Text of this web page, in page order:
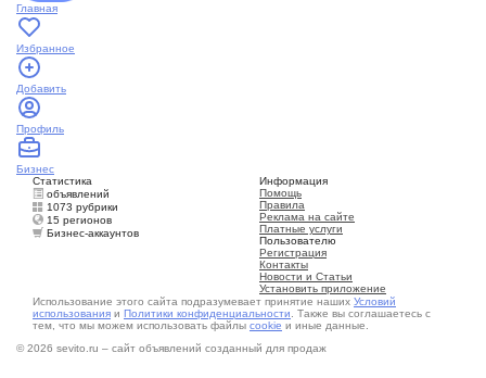
Главная
Избранное
Добавить
Профиль
Бизнес
Статистика
объявлений
1073 рубрики
15 регионов
Бизнес-аккаунтов
Информация
Помощь
Правила
Реклама на сайте
Платные услуги
Пользователю
Регистрация
Контакты
Новости и Статьи
Установить приложение
Использование этого сайта подразумевает принятие наших Условий
использования и Политики конфиденциальности . Также вы соглашаетесь с
тем, что мы можем использовать файлы cookie и иные данные.
© 2026 sevito.ru – сайт объявлений созданный для продаж